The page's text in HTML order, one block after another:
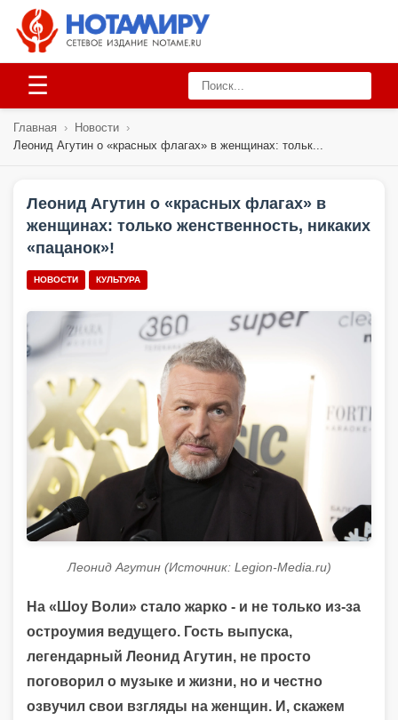
☰
Главная › Новости ›
Леонид Агутин о «красных флагах» в женщинах: тольк...
Леонид Агутин о «красных флагах» в
женщинах: только женственность, никаких
«пацанок»!
НОВОСТИ КУЛЬТУРА
Леонид Агутин (Источник: Legion-Media.ru)
На «Шоу Воли» стало жарко - и не только из-за
остроумия ведущего. Гость выпуска,
легендарный Леонид Агутин, не просто
поговорил о музыке и жизни, но и честно
озвучил свои взгляды на женщин. И, скажем